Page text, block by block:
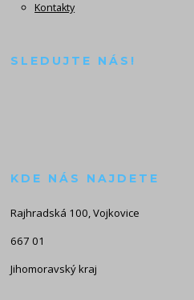
Kontakty
SLEDUJTE NÁS!
KDE NÁS NAJDETE
Rajhradská 100, Vojkovice
667 01
Jihomoravský kraj